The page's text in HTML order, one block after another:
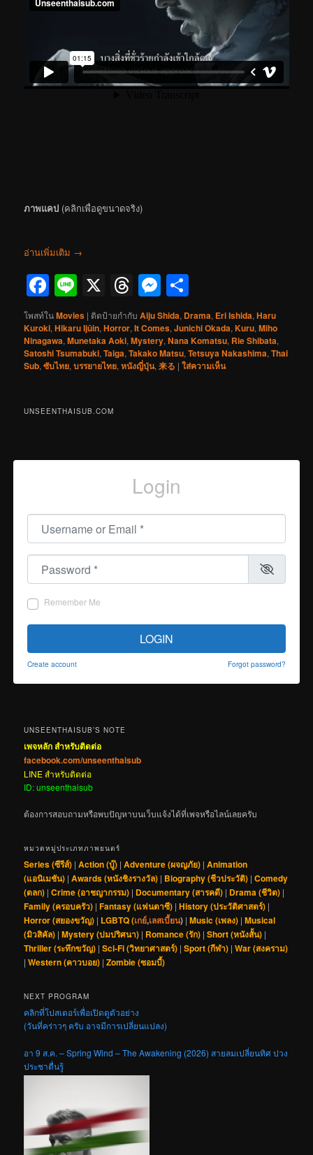
ภาพแคป (คลิกเพื่อดูขนาดจริง)
อ่านเพิ่มเติม →
Facebook
Line
X Threads
Messenger
โพสท์ในMovies | ติดป้ายกำกับ Aiju Shida, Drama, Eri Ishida,Haru
Kuroki,Hikaru Ijūin,Horror,It Comes,Junichi Okada,Kuru,Miho
Ninagawa,Munetaka Aoki,Mystery,Nana Komatsu, Rie Shibata,
Satoshi Tsumabuki,Taiga,Takako Matsu,Tetsuya Nakashima,Thai
Sub,ซับไทย,บรรยายไทย,หนังญี่ปุ่น,来る |ใส่ความเห็น
UNSEENTHAISUB.COM
Login
Username or Email
Password
Remember Me
LOGIN
Create account Forgot password?
UNSEENTHAISUB’S NOTE
เพจหลัก สำหรับติดต่อ
facebook.com/unseenthaisub
LINE สำหรับติดต่อ
ID: unseenthaisub
ต้องการสอบถามหรือพบปัญหาบนเว็บแจ้งได้ที่เพจหรือไลน์เลยครับ
หมวดหมู่ประเภทภาพยนตร์
Series (ซีรีส์) |Action (บู๊) |Adventure (ผจญภัย) |Animation
(แอนิเมชัน) |Awards (หนังชิงรางวัล) | Biography (ชีวประวัติ) |Comedy
(ตลก) |Crime (อาชญากรรม) | Documentary (สารคดี) | Drama (ชีวิต) |
Family (ครอบครัว) |Fantasy (แฟนตาซี) |History (ประวัติศาสตร์) |
Horror (สยองขวัญ) | LGBTQ (เกย์,เลสเบี้ยน) |Music (เพลง) |Musical
(มิวสิคัล) |Mystery (ปมปริศนา) | Romance (รัก) |Short (หนังสั้น) |
Thriller (ระทึกขวัญ) |Sci-Fi (วิทยาศาสตร์) |Sport (กีฬา) |War (สงคราม)
|Western (คาวบอย) |Zombie (ซอมบี้)
NEXT PROGRAM
คลิกที่โปสเตอร์เพื่อเปิดดูตัวอย่าง
(วันที่คร่าวๆ ครับ อาจมีการเปลี่ยนแปลง)
อา 9 ส.ค. – Spring Wind – The Awakening (2026) สายลมเปลี่ยนทิศ ปวง
ประชาตื่นรู้